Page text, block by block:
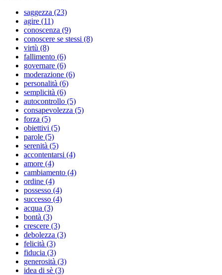
saggezza (23)
agire (11)
conoscenza (9)
conoscere se stessi (8)
virtù (8)
fallimento (6)
governare (6)
moderazione (6)
personalità (6)
semplicità (6)
autocontrollo (5)
consapevolezza (5)
forza (5)
obiettivi (5)
parole (5)
serenità (5)
accontentarsi (4)
amore (4)
cambiamento (4)
ordine (4)
possesso (4)
successo (4)
acqua (3)
bontà (3)
crescere (3)
debolezza (3)
felicità (3)
fiducia (3)
generosità (3)
idea di sè (3)